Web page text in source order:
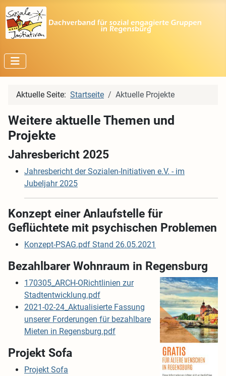
Aktuelle Seite: Startseite Aktuelle Projekte
Weitere aktuelle Themen und
Projekte
Jahresbericht 2025
Jahresbericht der Sozialen-Initiativen e.V. - im
Jubeljahr 2025
Konzept einer Anlaufstelle für
Geflüchtete mit psychischen Problemen
Konzept-PSAG.pdf Stand 26.05.2021
Bezahlbarer Wohnraum in Regensburg
170305_ARCH-ORichtlinien zur
Stadtentwicklung.pdf
2021-02-24_Aktualisierte Fassung
unserer Forderungen für bezahlbare
Mieten in Regensburg.pdf
Projekt Sofa
Projekt Sofa